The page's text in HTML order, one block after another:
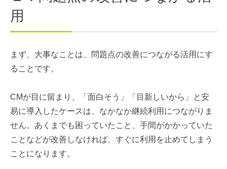
用
まず、大事なことは、問題点の改善につながる活用にす
ることです。
CMが目に留まり、「面白そう」「目新しいから」と安
易に導入したケースは、なかなか継続利用につながりま
せん。あくまでも困っていたこと、手間がかかっていた
ことなどが改善しなければ、すぐに利用を止めてしまう
ことになります。